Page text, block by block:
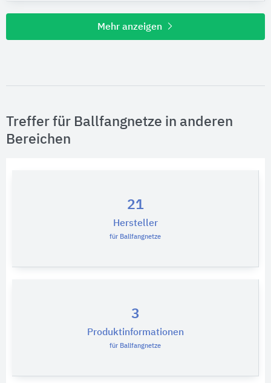
Mehr anzeigen
Treffer für Ballfangnetze in anderen
Bereichen
21
Hersteller
für Ballfangnetze
3
Produktinformationen
für Ballfangnetze